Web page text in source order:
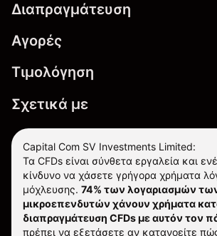
Διαπραγμάτευση
Αγορές
Τιμολόγηση
Σχετικά με
Capital Com SV Investments Limited:
Τα CFDs είναι σύνθετα εργαλεία και
κίνδυνο να χάσετε γρήγορα χρήματα
μόχλευσης. 74% των λογαριασμών
μικροεπενδυτών χάνουν χρήματα
διαπραγμάτευση CFDs με αυτόν τον
πρέπει να εξετάσετε αν κατανοείτε